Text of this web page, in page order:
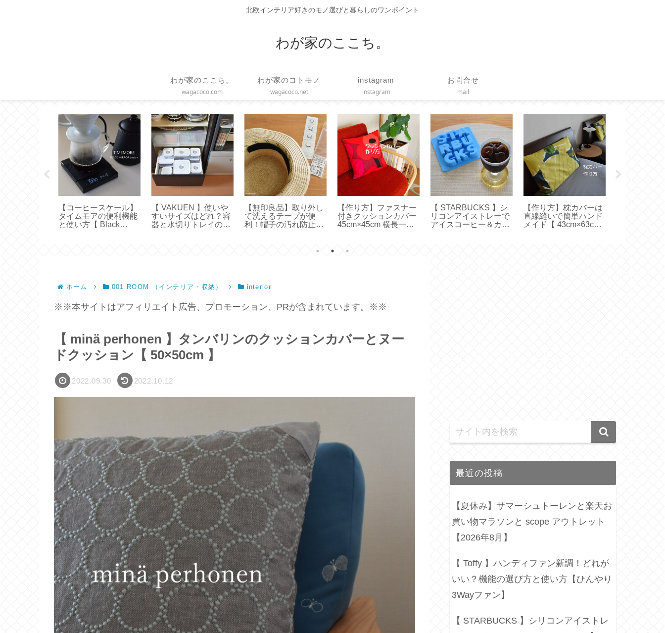
北欧インテリア好きのモノ選びと暮らしのワンポイント
わが家のここち。
わが家のここち。
wagacoco.com
わが家のコトモノ
wagacoco.net
instagram
instagram
お問合せ
mail
【コーヒースケール】
タイムモアの便利機能
と使い方【 Black
【 VAKUEN 】使いや
すいサイズはどれ？容
器と水切りトレイのサ
【無印良品】取り外し
て洗えるテープが便
利！帽子の汚れ防止テ
【作り方】ファスナー
付きクッションカバー
45cm×45cm 横長一枚
【 STARBUCKS 】シ
リコンアイストレーで
アイスコーヒー＆カフ
【作り方】枕カバーは
直線縫いで簡単ハンド
メイド【 43cm×63cm
ホーム 001 ROOM （インテリア・収納） interior
※※本サイトはアフィリエイト広告、プロモーション、PRが含まれています。※※
【 minä perhonen 】タンバリンのクッションカバーとヌー
ドクッション【 50×50cm 】
2022.09.30 2022.10.12
最近の投稿
【夏休み】サマーシュトーレンと楽天お
買い物マラソンと scope アウトレット
【2026年8月】
【 Toffy 】ハンディファン新調！どれが
いい？機能の選び方と使い方【ひんやり
3Wayファン】
【 STARBUCKS 】シリコンアイストレ